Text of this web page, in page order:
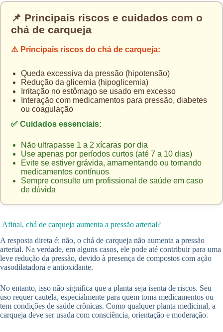
📌 Principais riscos e cuidados com o
chá de carqueja
⚠️ Principais riscos do chá de carqueja:
Queda excessiva da pressão (hipotensão)
Redução da glicemia (hipoglicemia)
Irritação no estômago se usado em excesso
Interação com medicamentos para pressão, diabetes
ou coagulação
✅ Cuidados essenciais:
Não ultrapasse 1 a 2 xícaras por dia
Use apenas por períodos curtos (até 7 a 10 dias)
Evite se estiver grávida, amamentando ou tomando
medicamentos contínuos
Sempre consulte um profissional de saúde em caso
de dúvida
Afinal, chá de carqueja aumenta a pressão arterial?
A resposta direta é: não, o chá de carqueja não aumenta a pressão
arterial. Na verdade, em alguns casos, ele pode até contribuir para uma
leve redução da pressão, devido à presença de compostos com ação
vasodilatadora e antioxidante.
No entanto, isso não significa que a planta seja isenta de riscos. Seu
uso requer cautela, especialmente para quem toma medicamentos ou
tem condições de saúde crônicas. Como qualquer planta medicinal, a
carqueja deve ser usada com consciência, orientação e moderação.